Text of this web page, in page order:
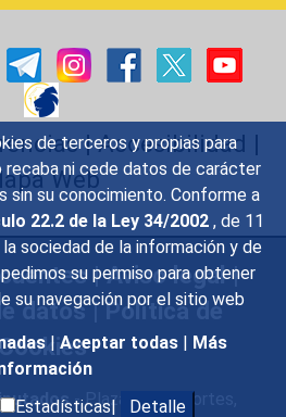
de terceros y propias para
recaba ni cede datos de carácter
sin su conocimiento. Conforme a
22.2 de la Ley 34/2002 , de 11
sociedad de la información y de
su permiso para obtener
su navegación por el sitio web
| Aceptar todas | Más
Estadísticas| Detalle
|Accesibilidad |
Web
|Aviso legal|
datos|Política de
- Plaza de las Cortes,